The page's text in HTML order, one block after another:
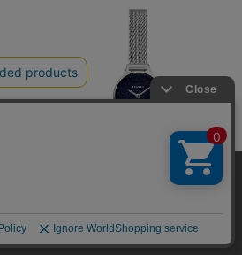
限定
Skagen ANITA MICRO SKW3172 クォーツ レ
性向上のため、クッキ
。サイトのクッキー